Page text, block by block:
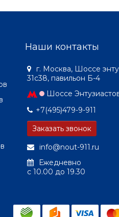
Наши контакты
г. Москва, Шоссе
31с38, павильон Б-4
Шоссе
+7(495)479-9-911
Заказать звонок
info@nout-911.ru
Ежедневно
c 10.00 до 19.30